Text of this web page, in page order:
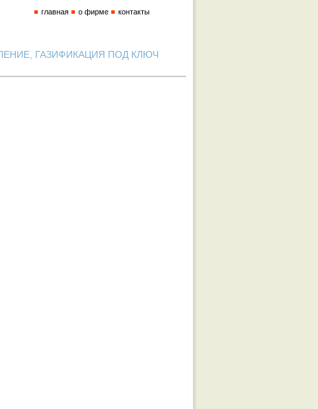
ГАЗИФИКАЦИЯ ПОД КЛЮЧ
главная о фирме контакты